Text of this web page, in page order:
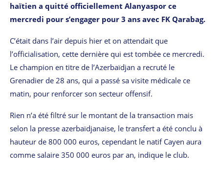
haïtien a quitté officiellement Alanyaspor ce
mercredi pour s’engager pour 3 ans avec FK Qarabag.
C’était dans l’air depuis hier et on attendait que
l’officialisation, cette dernière qui est tombée ce mercredi.
Le champion en titre de l’Azerbaïdjan a recruté le
Grenadier de 28 ans, qui a passé sa visite médicale ce
matin, pour renforcer son secteur offensif.
Rien n’a été filtré sur le montant de la transaction mais
selon la presse azerbaïdjanaise, le transfert a été conclu à
hauteur de 800 000 euros, cependant le natif Cayen aura
comme salaire 350 000 euros par an, indique le club.